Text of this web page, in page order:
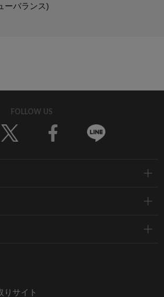
ーバランス)
FOLLOW US
りサイト